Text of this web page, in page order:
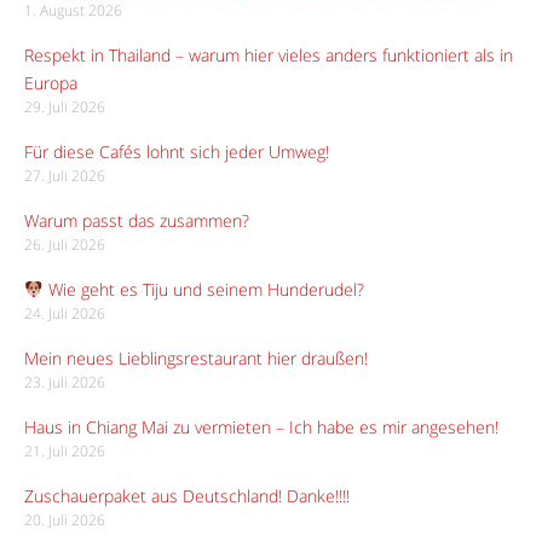
1. August 2026
Respekt in Thailand – warum hier vieles anders funktioniert als in
Europa
29. Juli 2026
Für diese Cafés lohnt sich jeder Umweg!
27. Juli 2026
Warum passt das zusammen?
26. Juli 2026
Wie geht es Tiju und seinem Hunderudel?
24. Juli 2026
Mein neues Lieblingsrestaurant hier draußen!
23. Juli 2026
Haus in Chiang Mai zu vermieten – Ich habe es mir angesehen!
21. Juli 2026
Zuschauerpaket aus Deutschland! Danke!!!!
20. Juli 2026